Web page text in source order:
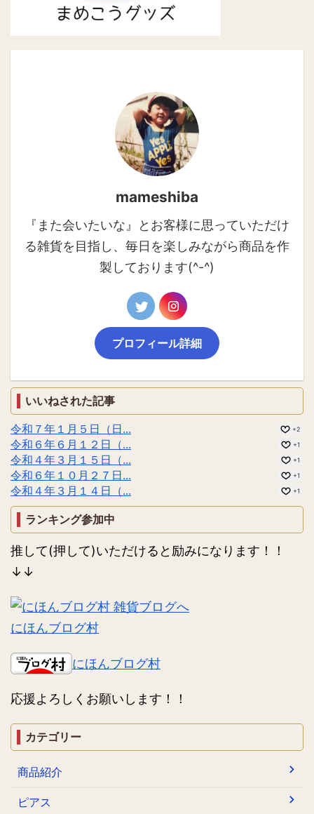
mameshiba
『また会いたいな』とお客様に思っていただけ
る雑貨を目指し、毎日を楽しみながら商品を作
製しております(^-^)
プロフィール詳細
いいねされた記事
令和７年１月５日（日...
+2
令和６年６月１２日（... +1
令和４年３月１５日（... +1
令和６年１０月２７日... +1
令和４年３月１４日（... +1
ランキング参加中
推して(押して)いただけると励みになります！！
↓↓
にほんブログ村
にほんブログ村
応援よろしくお願いします！！
カテゴリー
商品紹介
ピアス